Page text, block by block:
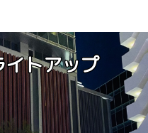
トアップ